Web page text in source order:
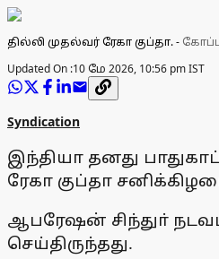
தில்லி முதல்வர் ரேகா குப்தா.-
Updated On :10 மே 2026, 10:56 pm IST
Syndication
இந்தியா தனது
ரேகா குப்தா
ஆபரேஷன் சிந்துா்
செய்திருந்தது.